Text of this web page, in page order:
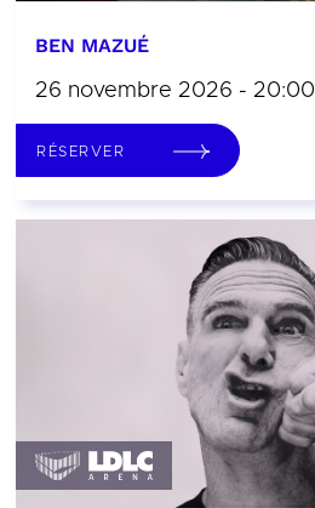
BEN MAZUÉ
26 novembre 2026 - 20:00
RÉSERVER